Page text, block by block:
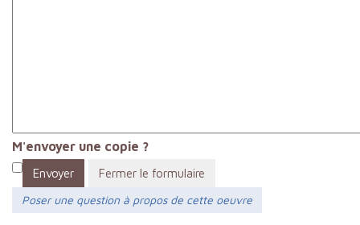
M'envoyer une copie ?
Envoyer
Fermer le formulaire
Poser une question à propos de cette oeuvre